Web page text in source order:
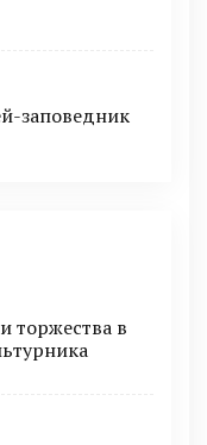
заповедник
торжества в